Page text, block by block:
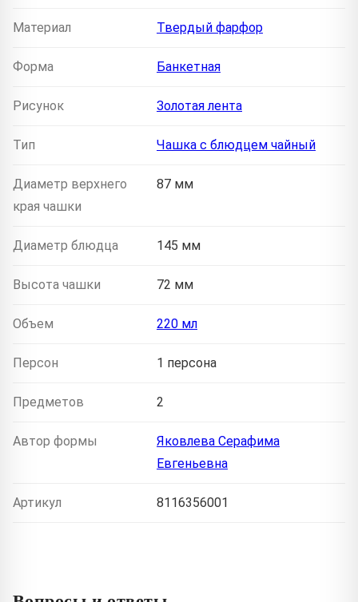
Материал Твердый фарфор
Форма Банкетная
Рисунок Золотая лента
Тип Чашка с блюдцем чайный
Диаметр верхнего
края чашки
87 мм
Диаметр блюдца 145 мм
Высота чашки 72 мм
Объем 220 мл
Персон 1 персона
Предметов 2
Автор формы
Яковлева Серафима
Евгеньевна
Артикул 8116356001